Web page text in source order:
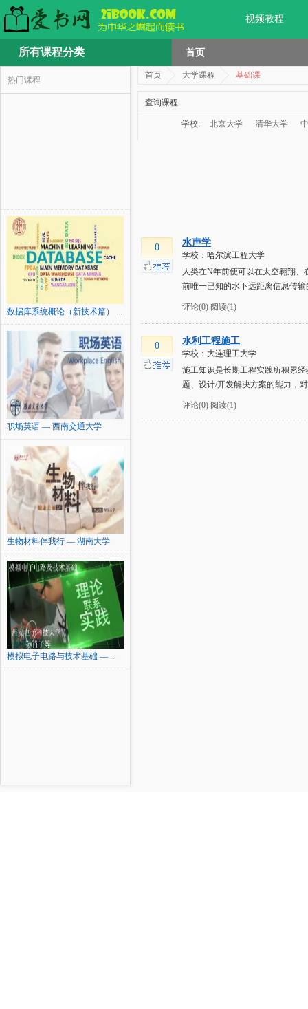
视频教程
所有课程分类 首页
热门课程
数据库系统概论（新技术篇） ...
职场英语 — 西南交通大学
生物材料伴我行 — 湖南大学
模拟电子电路与技术基础 — ...
首页 大学课程 基础课
查询课程
学校: 北京大学 清华大学
0 水声学
学校：哈尔滨工程大学
人类在N年前便可以在太空翱翔
前唯一已知的水下远距离信息传
评论(0) 阅读(1)
0 水利工程施工
学校：大连理工大学
施工知识是长期工程实践所积累
题、设计/开发解决方案的能力，
评论(0) 阅读(1)